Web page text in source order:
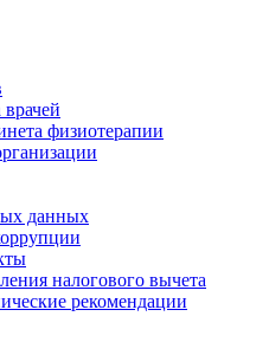
физиотерапии
данных
налогового вычета
рекомендации